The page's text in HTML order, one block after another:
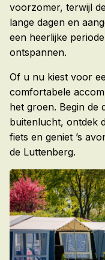
voorzomer, terwijl
lange dagen en
een heerlijke
ontspannen.
Of u nu kiest voor
comfortabele
het groen. Begin de
buitenlucht, ontdek
fiets en geniet ’s
de Luttenberg.